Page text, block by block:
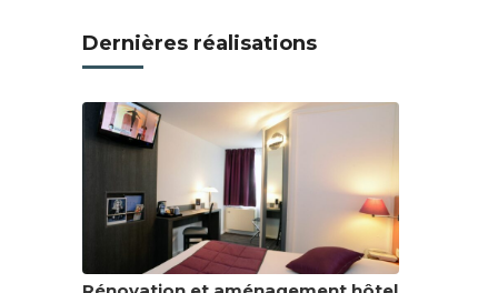
Dernières réalisations